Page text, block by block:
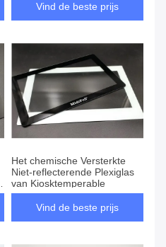
Vind de beste prijs
Het chemische Versterkte
Niet-reflecterende Plexiglas
van Kiosktemperable
Vind de beste prijs